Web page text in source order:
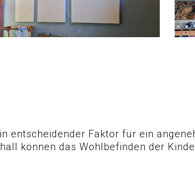
entscheidender Faktor für ein
können das Wohlbefinden der